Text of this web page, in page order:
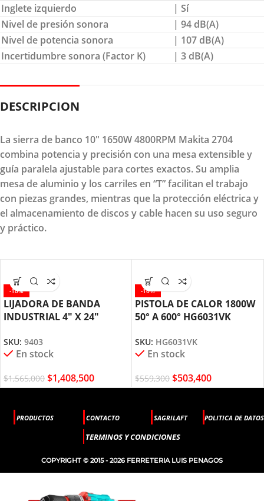
Inglete izquierdo
| Sí
Nivel de presión sonora
| 94 dB(A)
Nivel de potencia sonora
| 107 dB(A)
Incertidumbre sonora (Factor K)
| 3 dB(A)
DESCRIPCION
La sierra de banco 10" 1650W 4800RPM Makita 2704
combina potencia y precisión con una mesa extensible y
guía paralela ajustable para cortes exactos. Su amplia
mesa de aluminio y los carriles en “T” facilitan el trabajo
con piezas grandes, mientras que la protección eléctrica y
el almacenamiento de discos y cable hacen su uso seguro
y práctico.
-10%
LIJADORA DE BANDA
INDUSTRIAL 4″ X 24″
SKU: 9403
En stock
$1,565,000 $1,408,500
-10%
PISTOLA DE CALOR 1800W
50° A 600° HG6031VK
SKU: HG6031VK
En stock
$559,300 $503,400
PRODUCTOS CONTACTO SAGRILAFT POLITICA DE DATOS
TERMINOS Y CONDICIONES
COPYRIGHT © 2015 - 2026 FERRETERIA LUIS PENAGOS